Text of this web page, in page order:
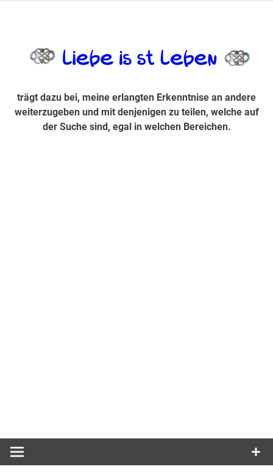
Suche sind, egal in welchen Bereichen.
trägt dazu bei, meine erlangten Erkenntnise an andere
weiterzugeben und mit denjenigen zu teilen, welche auf
der Suche sind, egal in welchen Bereichen.